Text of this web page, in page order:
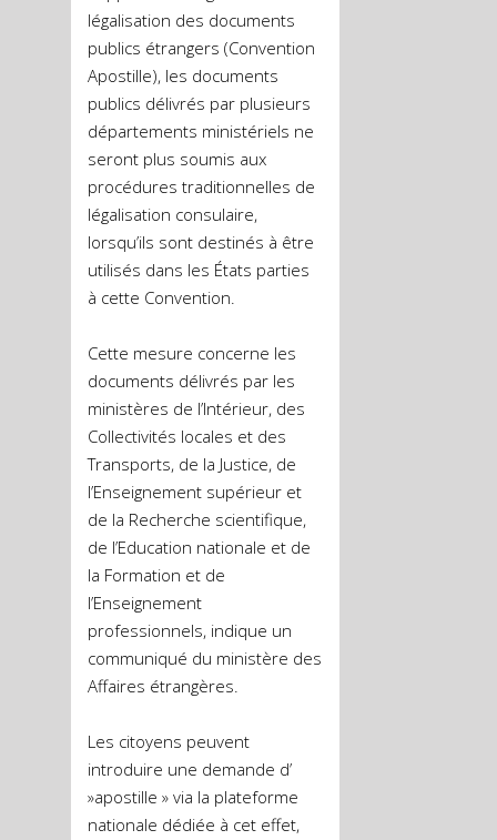
légalisation des documents
publics étrangers (Convention
Apostille), les documents
publics délivrés par plusieurs
départements ministériels ne
seront plus soumis aux
procédures traditionnelles de
légalisation consulaire,
lorsqu’ils sont destinés à être
utilisés dans les États parties
à cette Convention.
Cette mesure concerne les
documents délivrés par les
ministères de l’Intérieur, des
Collectivités locales et des
Transports, de la Justice, de
l’Enseignement supérieur et
de la Recherche scientifique,
de l’Education nationale et de
la Formation et de
l’Enseignement
professionnels, indique un
communiqué du ministère des
Affaires étrangères.
Les citoyens peuvent
introduire une demande d’
»apostille » via la plateforme
nationale dédiée à cet effet,